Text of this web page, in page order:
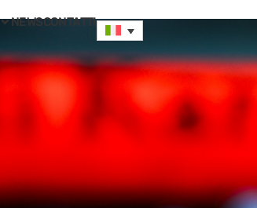
NEWSCONTATTI